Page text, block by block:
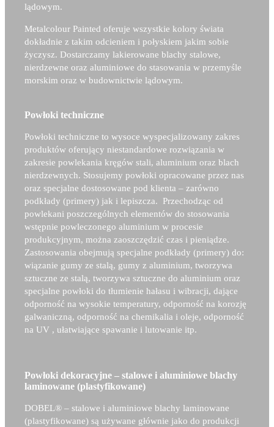
lądowym.
Metalcolour Painted oferuje wszystkie kolory świata
dokładnie z takim odcieniem i połyskiem jakim sobie
życzysz. Dostarczamy lakierowane blachy stalowe,
nierdzewne oraz aluminiowe do stasowania w przemyśle
morskim oraz w budownictwie lądowym.
Powłoki techniczne
Powłoki techniczne to wysoce wyspecjalizowany zakres
produktów oferujący niestandardowe rozwiązania w
zakresie powlekania kręgów stali, aluminium oraz blach
nierdzewnych. Stosujemy powłoki opracowane przez nas
oraz specjalne dostosowane pod klienta – zarówno
podkłady (primery) jak i lepiszcza. Przechodząc od
powlekani poszczególnych elementów do stosowania
wstępnie powleczonego aluminium w procesie
produkcyjnym, można zaoszczędzić czas i pieniądze.
Zastosowania obejmują specjalne podkłady (primery) do:
wiązanie gumy ze stalą, gumy z aluminium, tworzywa
sztuczne ze stalą, tworzywa sztuczne do aluminium oraz
specjalne powłoki do tłumienie hałasu i wibracji, dające
odporność na wysokie temperatury, odporność na korozję
galwaniczną, odporność na chemikalia i oleje, odporność
na UV , ułatwiające spawanie i lutowanie itp.
Powłoki dekoracyjne – stalowe i aluminiowe blachy
laminowane (plastyfikowane)
DOBEL® –stalowe i aluminiowe blachy laminowane
(plastyfikowane) są używane głównie jako do produkcji